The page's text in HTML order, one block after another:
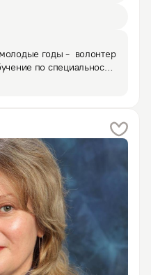
годы -  волонтер
по специальности
моей жизни. За это